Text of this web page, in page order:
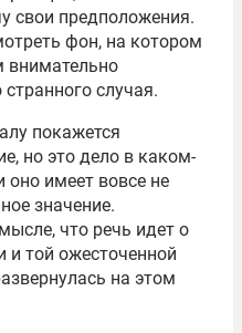
свои предположения.
фон, на котором
внимательно
случая.
покажется
но это дело в каком-
оно имеет вовсе не
значение.
что речь идет о
и той ожесточенной
на этом